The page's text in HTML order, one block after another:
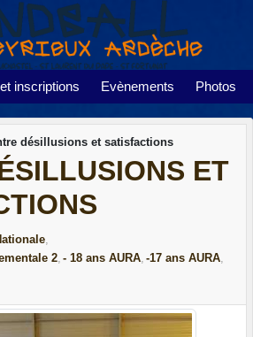
inscriptions Evènements Photos
désillusions et satisfactions
ET
2 - 18 ans AURA -17 ans AURA
cookies